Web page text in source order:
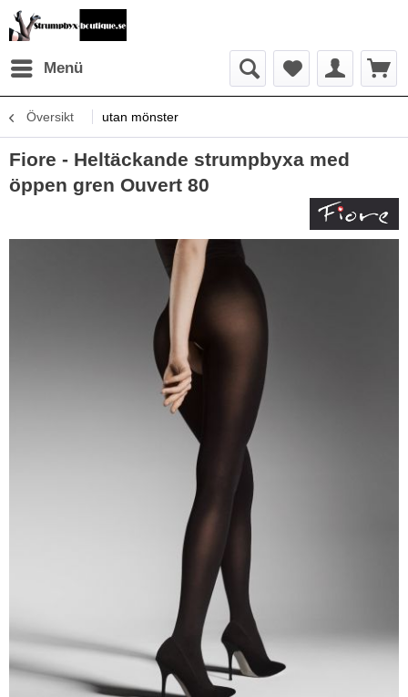
Menü
Översikt utan mönster
Fiore - Heltäckande strumpbyxa med
öppen gren Ouvert 80